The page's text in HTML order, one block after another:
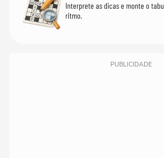
Interprete as dicas e monte o
ritmo.
PUBLICIDADE